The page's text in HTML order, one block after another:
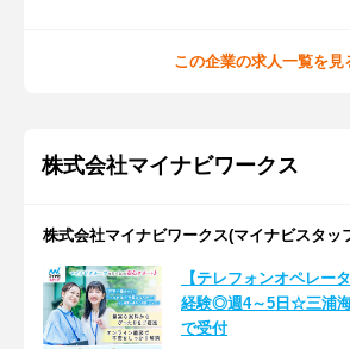
この企業の求人一覧を見
株式会社マイナビワークス
株式会社マイナビワークス(マイナビスタッ
【テレフォンオペレー
経験◎週4～5日☆三浦
で受付